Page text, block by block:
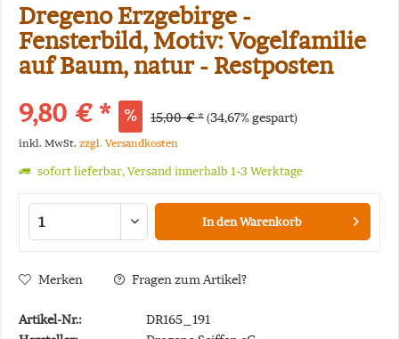
Dregeno Erzgebirge -
Fensterbild, Motiv: Vogelfamilie
auf Baum, natur - Restposten
9,80 € * 15,00 € *(34,67% gespart)
inkl. MwSt. zzgl. Versandkosten
sofort lieferbar, Versand innerhalb 1-3 Werktage
In denWarenkorb
Merken Fragen zum Artikel?
Artikel-Nr.:
DR165_191